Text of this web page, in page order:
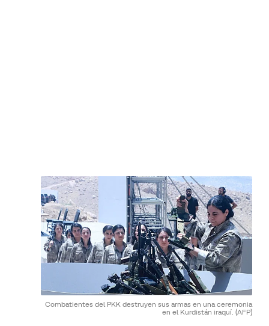
Combatientes del PKK destruyen sus armas en una ceremonia
en el Kurdistán iraquí. (AFP)